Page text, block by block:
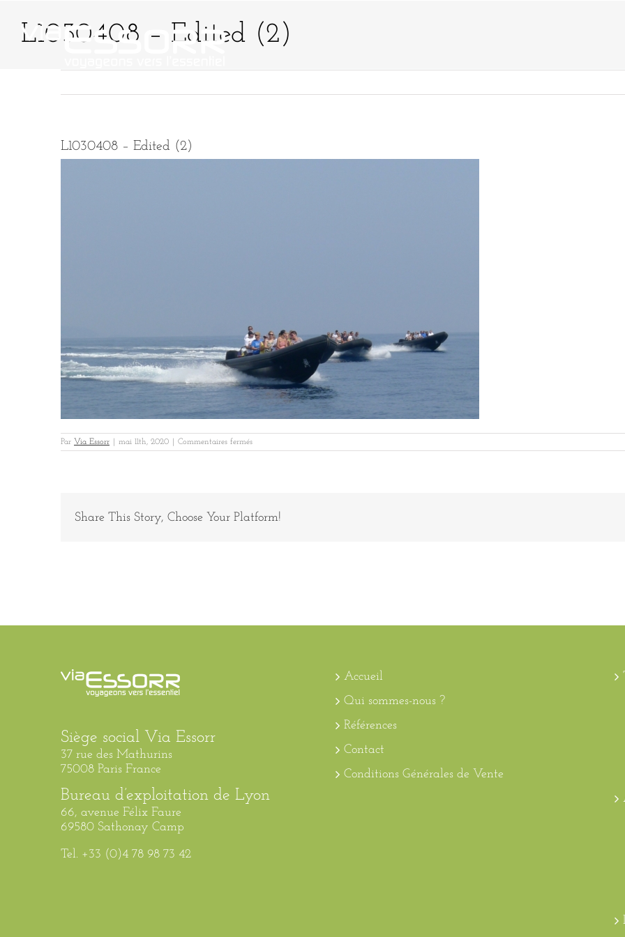
contenuL1030408 – Edited (2)
L1030408 – Edited (2)
Par Via Essorr mai 11th, 2020 Commentaires ferméssur
L1030408
Share This Story, Choose Your Platform!
Siège social Via Essorr
37 rue des Mathurins
75008 Paris France
Bureau d’exploitation de Lyon
66, avenue Félix Faure
69580 Sathonay Camp
Tel. +33 (0)4 78 98 73 42
Accueil
Qui sommes-nous ?
Références
Contact
Conditions Générales de Vente